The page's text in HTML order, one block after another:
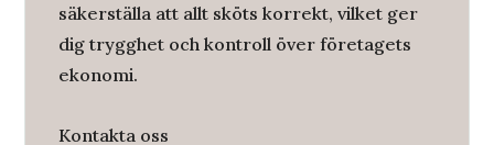
säkerställa att allt sköts korrekt, vilket ger
dig trygghet och kontroll över företagets
ekonomi.
Kontakta oss